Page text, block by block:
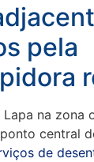
pela
na zona
central
de